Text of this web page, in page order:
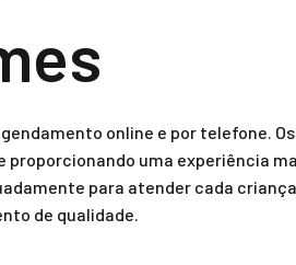
online e por telefone.
proporcionando uma experiência
para atender cada
de qualidade.